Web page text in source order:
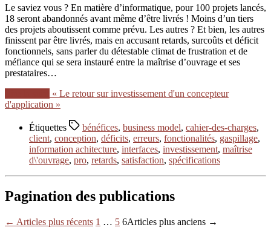
Le saviez vous ? En matière d’informatique, pour 100 projets lancés,
18 seront abandonnés avant même d’être livrés ! Moins d’un tiers
des projets aboutissent comme prévu. Les autres ? Et bien, les autres
finissent par être livrés, mais en accusant retards, surcoûts et déficit
fonctionnels, sans parler du détestable climat de frustration et de
méfiance qui se sera instauré entre la maîtrise d’ouvrage et ses
prestataires…
« Le retour sur investissement d'un concepteur
d'application »
Étiquettes bénéfices, business model, cahier-des-charges,
client, conception, déficits, erreurs, fonctionalités, gaspillage,
information achitecture, interfaces, investissement, maîtrise
d\'ouvrage, pro, retards, satisfaction, spécifications
Pagination des publications
← Articles plus récents 1 … 5 6Articles plus anciens →